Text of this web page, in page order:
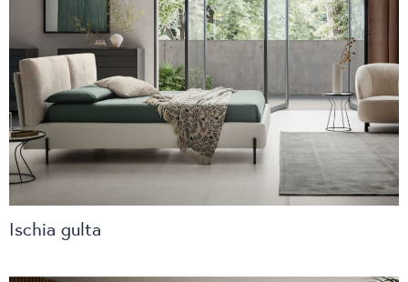
Ischia gulta